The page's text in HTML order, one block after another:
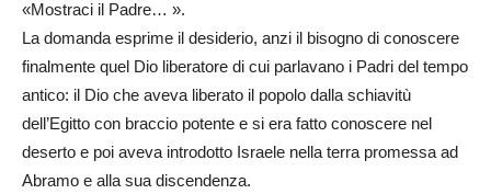
«Mostraci il Padre… ».
La domanda esprime il desiderio, anzi il bisogno di conoscere
finalmente quel Dio liberatore di cui parlavano i Padri del tempo
antico: il Dio che aveva liberato il popolo dalla schiavitù
dell’Egitto con braccio potente e si era fatto conoscere nel
deserto e poi aveva introdotto Israele nella terra promessa ad
Abramo e alla sua discendenza.